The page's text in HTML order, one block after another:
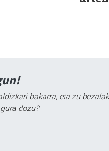
bakarra, eta zu
dozu?